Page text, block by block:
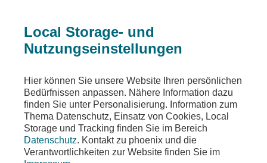
Berliner Charité
Gesundheitszustand Ebola-Patient
Local Storage- und
Nutzungseinstellungen
Hier können Sie unsere Website Ihren persönlichen
Bedürfnissen anpassen. Nähere Information dazu
finden Sie unter Personalisierung. Information zum
Thema Datenschutz, Einsatz von Cookies, Local
Storage und Tracking finden Sie im Bereich
Datenschutz. Kontakt zu phoenix und die
Verantwortlichkeiten zur Website finden Sie im